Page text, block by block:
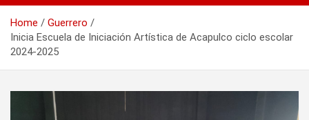
Home
Guerrero
Inicia Escuela de Iniciación Artística de Acapulco ciclo escolar
2024-2025